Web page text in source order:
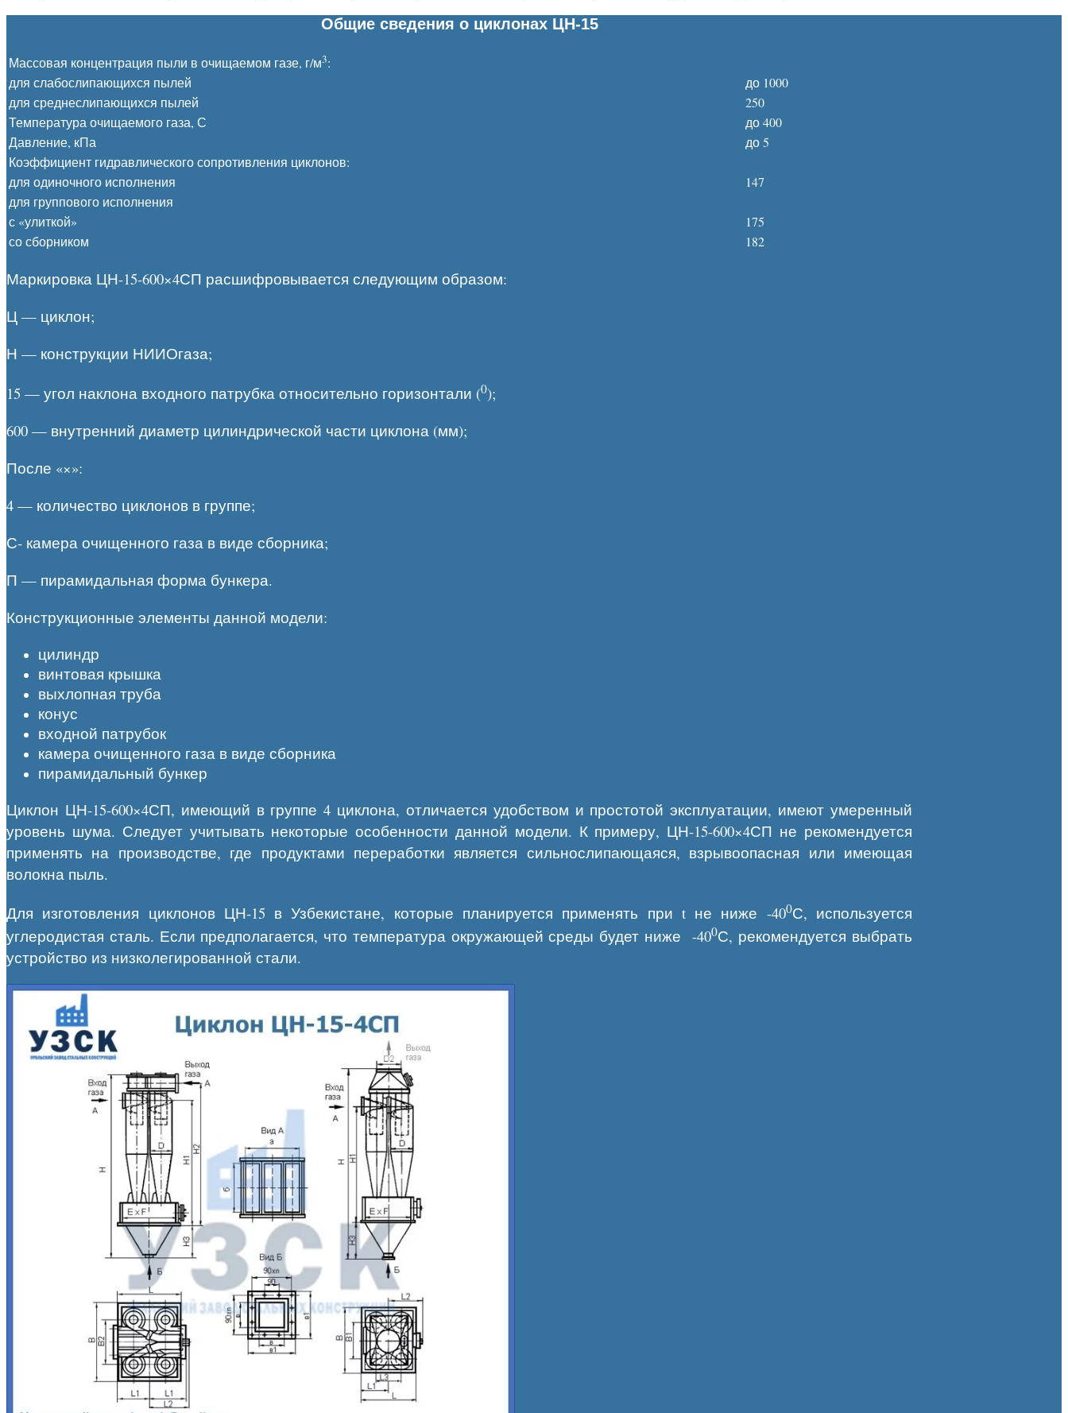
Общие сведения о циклонах ЦН-15
Массовая концентрация пыли в очищаемом газе, г/м3:
для слабослипающихся пылей
до 1000
для среднеслипающихся пылей
250
Температура очищаемого газа, С
до 400
Давление, кПа
до 5
Коэффициент гидравлического сопротивления циклонов:
для одиночного исполнения
147
для группового исполнения
с «улиткой»
175
со сборником
182
Маркировка ЦН-15-600×4СП расшифровывается следующим образом:
Ц — циклон;
Н — конструкции НИИОгаза;
15 — угол наклона входного патрубка относительно горизонтали (0);
600 — внутренний диаметр цилиндрической части циклона (мм);
После «×»:
4 — количество циклонов в группе;
С- камера очищенного газа в виде сборника;
П — пирамидальная форма бункера.
Конструкционные элементы данной модели:
цилиндр
винтовая крышка
выхлопная труба
конус
входной патрубок
камера очищенного газа в виде сборника
пирамидальный бункер
Циклон ЦН-15-600×4СП, имеющий в группе 4 циклона, отличается удобством и простотой эксплуатации, имеют умеренный
уровень шума. Следует учитывать некоторые особенности данной модели. К примеру, ЦН-15-600×4СП не рекомендуется
применять на производстве, где продуктами переработки является сильнослипающаяся, взрывоопасная или имеющая
волокна пыль.
Для изготовления циклонов ЦН-15 в Узбекистане, которые планируется применять при t не ниже -400С, используется
углеродистая сталь. Если предполагается, что температура окружающей среды будет ниже -400С, рекомендуется выбрать
устройство из низколегированной стали.